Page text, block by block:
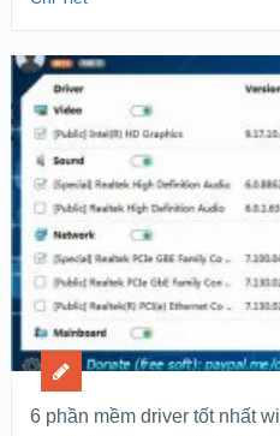
6 phần mềm driver tốt nhất